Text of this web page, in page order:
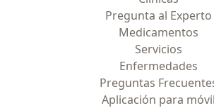
Pregunta al Experto
Medicamentos
Servicios
Enfermedades
Preguntas
Aplicación para móvil